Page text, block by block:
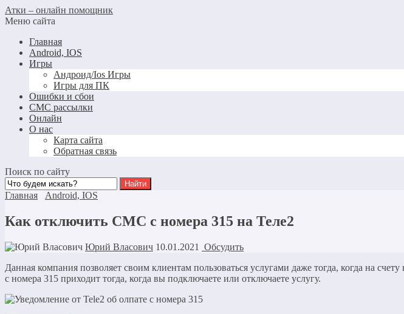
Атки – онлайн помощник
Меню сайта
Главная
Android, IOS
Игры
Андроид/Ios Игры
Игры для ПК
Ошибки и сбои
СМС рассылки
Онлайн
О нас
Карта сайта
Обратная связь
Поиск по сайту
Главная Android, IOS
Как отключить СМС с номера 315 на Теле2
Юрий Власович 10.01.2021
Обсудить
Данная компания позволяет своим клиентам пользоваться услугами даже тогда, когда на
с номера 315 приходит тогда, когда вы подключаете или отключаете услугу.